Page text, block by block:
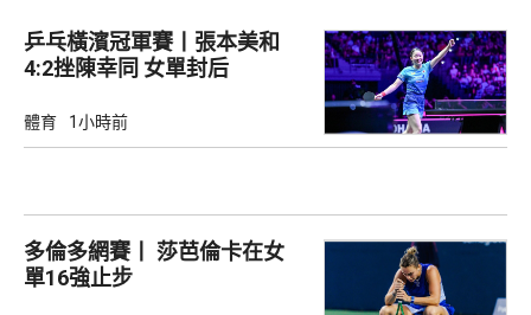
乒乓橫濱冠軍賽丨張本美和
4:2挫陳幸同 女單封后
體育 1小時前
多倫多網賽丨 莎芭倫卡在女
單16強止步